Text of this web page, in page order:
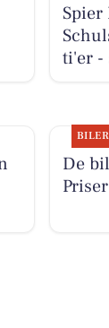
ti'er -
BILER
De